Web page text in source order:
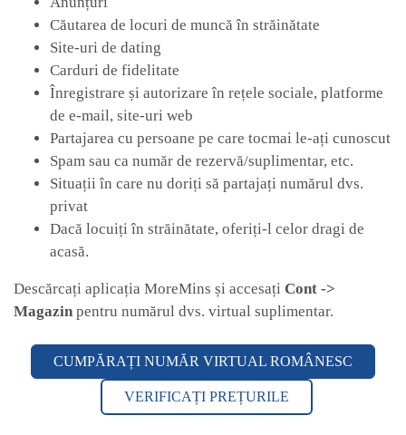
Căutarea de locuri de muncă în străinătate
Site-uri de dating
Carduri de fidelitate
Înregistrare și autorizare în rețele sociale, platforme
de e-mail, site-uri web
Partajarea cu persoane pe care tocmai le-ați cunoscut
Spam sau ca număr de rezervă/suplimentar, etc.
Situații în care nu doriți să partajați numărul dvs.
privat
Dacă locuiți în străinătate, oferiți-l celor dragi de
acasă.
Descărcați aplicația MoreMins și accesați Cont ->
Magazin pentru numărul dvs. virtual suplimentar.
CUMPĂRAȚI NUMĂR VIRTUAL ROMÂNESC
VERIFICAȚI PREȚURILE